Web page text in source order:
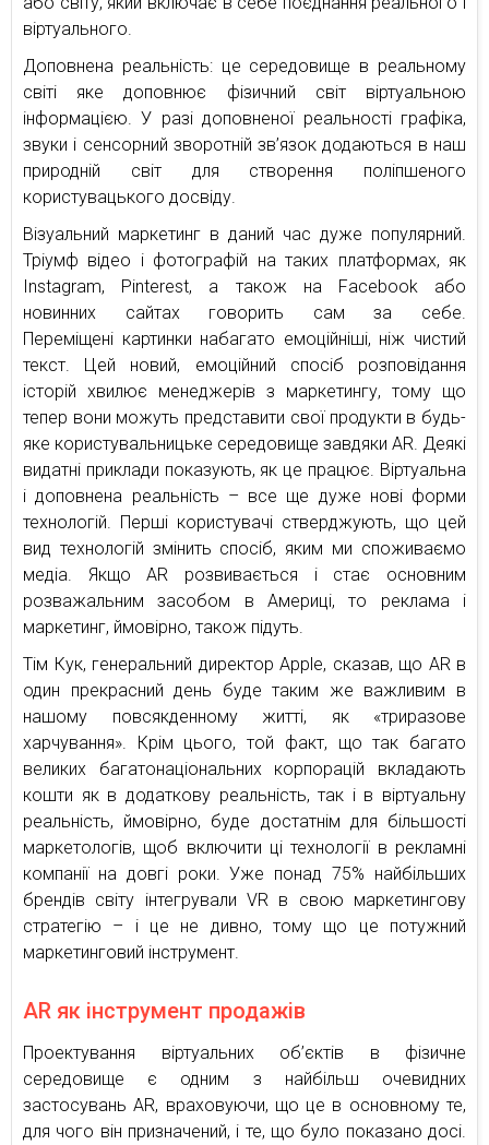
віртуального.
Доповнена реальність: це середовище в реальному
світі яке доповнює фізичний світ віртуальною
інформацією. У разі доповненої реальності графіка,
звуки і сенсорний зворотній зв’язок додаються в наш
природній світ для створення поліпшеного
користувацького досвіду.
Візуальний маркетинг в даний час дуже популярний.
Тріумф відео і фотографій на таких платформах, як
Instagram, Pinterest, а також на Facebook або
новинних сайтах говорить сам за себе.
Переміщені картинки набагато емоційніші, ніж чистий
текст. Цей новий, емоційний спосіб розповідання
історій хвилює менеджерів з маркетингу, тому що
тепер вони можуть представити свої продукти в будь-
яке користувальницьке середовище завдяки AR. Деякі
видатні приклади показують, як це працює. Віртуальна
і доповнена реальність – все ще дуже нові форми
технологій. Перші користувачі стверджують, що цей
вид технологій змінить спосіб, яким ми споживаємо
медіа. Якщо AR розвивається і стає основним
розважальним засобом в Америці, то реклама і
маркетинг, ймовірно, також підуть.
Тім Кук, генеральний директор Apple, сказав, що AR в
один прекрасний день буде таким же важливим в
нашому повсякденному житті, як «триразове
харчування». Крім цього, той факт, що так багато
великих багатонаціональних корпорацій вкладають
кошти як в додаткову реальність, так і в віртуальну
реальність, ймовірно, буде достатнім для більшості
маркетологів, щоб включити ці технології в рекламні
компанії на довгі роки. Уже понад 75% найбільших
брендів світу інтегрували VR в свою маркетингову
стратегію – і це не дивно, тому що це потужний
маркетинговий інструмент.
AR як інструмент продажів
Проектування віртуальних об’єктів в фізичне
середовище є одним з найбільш очевидних
застосувань AR, враховуючи, що це в основному те,
для чого він призначений, і те, що було показано досі.